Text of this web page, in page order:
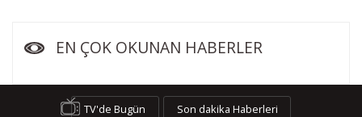
EN ÇOK OKUNAN HABERLER
TV'de Bugün
Son dakika Haberleri